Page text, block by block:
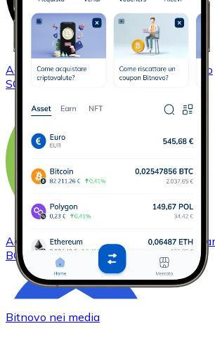
AcquistareSolana
con bonifico bancario
SOL
AcquistareBitcoin Cash
con bonifico
BCH
Bitnovo nei media